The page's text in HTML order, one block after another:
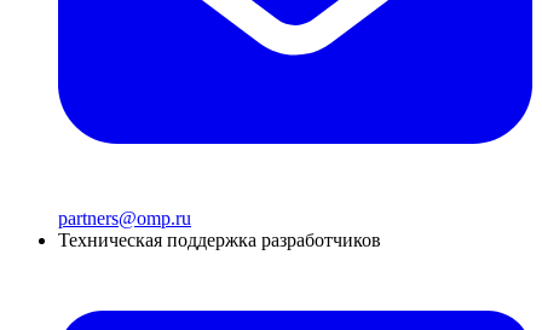
partners@omp.ru
Техническая поддержка разработчиков